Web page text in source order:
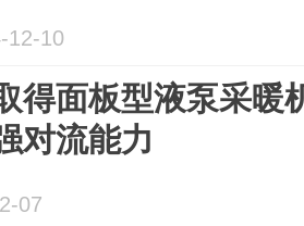
12-10
得面板型液泵采暖
对流能力
07